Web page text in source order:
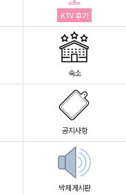
KTV 후기
숙소
공지사항
박제게시판